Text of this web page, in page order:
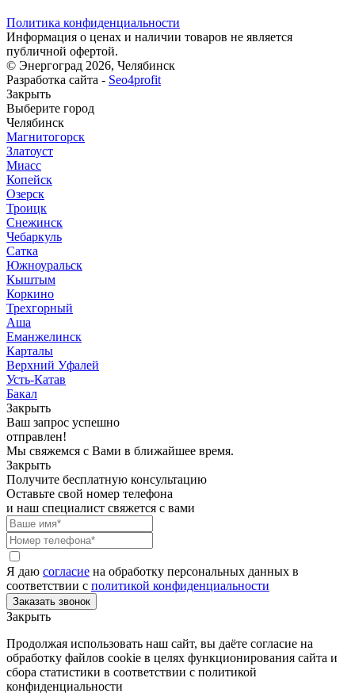
Политика конфиденциальности
Информация о ценах и наличии товаров не является
публичной офертой.
© Энергоград 2026, Челябинск
Разработка сайта - Seo4profit
Закрыть
Выберите город
Челябинск
Магнитогорск
Златоуст
Миасс
Копейск
Озерск
Троицк
Снежинск
Чебаркуль
Сатка
Южноуральск
Кыштым
Коркино
Трехгорный
Аша
Еманжелинск
Карталы
Верхний Уфалей
Усть-Катав
Бакал
Закрыть
Ваш запрос успешно
отправлен!
Мы свяжемся с Вами в ближайшее время.
Закрыть
Получите бесплатную консультацию
Оставьте свой номер телефона
и наш специалист свяжется с вами
Я даю согласие на обработку персональных данных в
соответствии с политикой конфиденциальности
Закрыть
Продолжая использовать наш сайт, вы даёте согласие на
обработку файлов cookie в целях функционирования сайта и
сбора статистики в соответствии с политикой
конфиденциальности